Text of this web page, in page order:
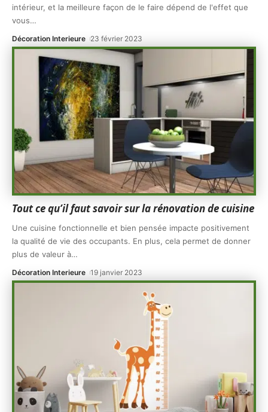
intérieur, et la meilleure façon de le faire dépend de l'effet que
vous…
Décoration Interieure 23 février 2023
Tout ce qu’il faut savoir sur la rénovation de cuisine
Une cuisine fonctionnelle et bien pensée impacte positivement
la qualité de vie des occupants. En plus, cela permet de donner
plus de valeur à…
Décoration Interieure 19 janvier 2023